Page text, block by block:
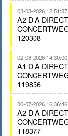
03-08-2026 12:51:37
A2 DIA
120308
02-08-2026 14:30:00
A1 DIA
119856
30-07-2026 16:36:46
A2 DIA
118377